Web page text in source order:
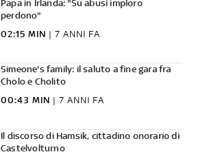
Papa in Irlanda: "Su abusi imploro
perdono"
02:15 MIN | 7 ANNI FA
Simeone's family: il saluto a fine gara fra
Cholo e Cholito
00:43 MIN | 7 ANNI FA
Il discorso di Hamsik, cittadino onorario di
Castelvolturno